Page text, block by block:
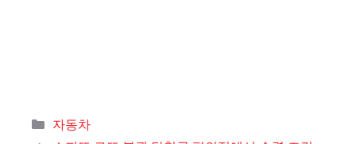
카
테
자동차